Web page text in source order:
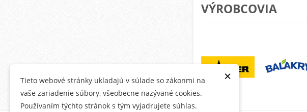
VÝROBCOVIA
×
Tieto webové stránky ukladajú v súlade so zákonmi na
vaše zariadenie súbory, všeobecne nazývané cookies.
Používaním týchto stránok s tým vyjadrujete súhlas.